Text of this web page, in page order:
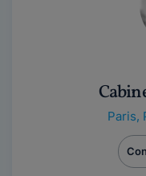
Paris,